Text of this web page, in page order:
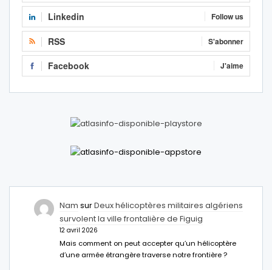
Linkedin Follow us
RSS S'abonner
Facebook J'aime
Nam surDeux hélicoptères militaires algériens
survolent la ville frontalière de Figuig
12 avril 2026
Mais comment on peut accepter qu’un hélicoptère
d’une armée étrangère traverse notre frontière ?